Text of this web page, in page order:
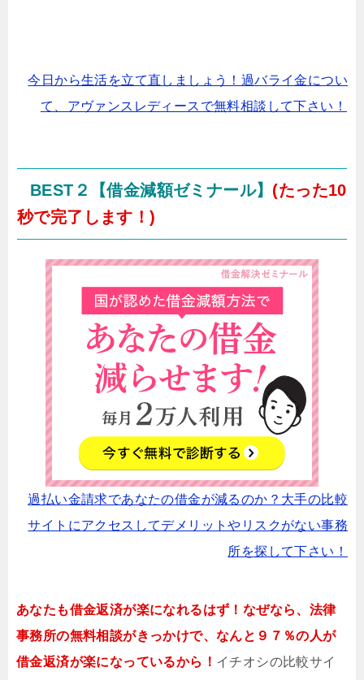
今日から生活を立て直しましょう！過バライ金につい
て、アヴァンスレディースで無料相談して下さい！
BEST２【借金減額ゼミナール】 (たった10
秒で完了します！)
過払い金請求であなたの借金が減るのか？大手の比較
サイトにアクセスしてデメリットやリスクがない事務
所を探して下さい！
あなたも借金返済が楽になれるはず！なぜなら、法律
事務所の無料相談がきっかけで、なんと９７％の人が
借金返済が楽になっているから！ イチオシの比較サイ